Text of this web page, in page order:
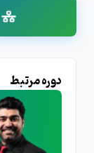
دوره مرتبط